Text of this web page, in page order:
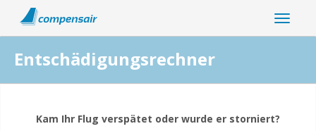
Entschädigungsrechner
zusammen?
Kam Ihr Flug verspätet oder wurde er storniert?